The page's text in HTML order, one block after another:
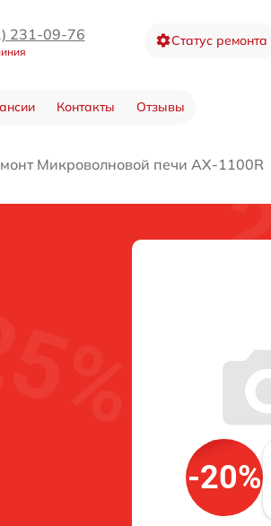
231-09-76 Статус ремонта
Контакты Отзывы
Микроволновой печи AX-1100R
-20%